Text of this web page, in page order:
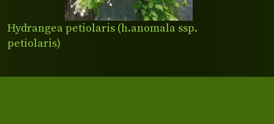
Hydrangea petiolaris (h.anomala ssp.
petiolaris)